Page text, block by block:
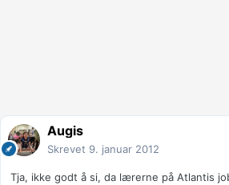
Augis
Skrevet 9. januar 2012
Tja, ikke godt å si, da lærerne på Atlantis